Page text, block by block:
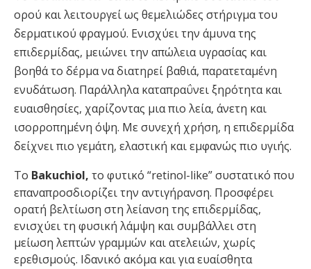
ορού και λειτουργεί ως θεμελιώδες στήριγμα του
δερματικού φραγμού. Ενισχύει την άμυνα της
επιδερμίδας, μειώνει την απώλεια υγρασίας και
βοηθά το δέρμα να διατηρεί βαθιά, παρατεταμένη
ενυδάτωση. Παράλληλα καταπραΰνει ξηρότητα και
ευαισθησίες, χαρίζοντας μια πιο λεία, άνετη και
ισορροπημένη όψη. Με συνεχή χρήση, η επιδερμίδα
δείχνει πιο γεμάτη, ελαστική και εμφανώς πιο υγιής.
To Bakuchiol, το φυτικό “retinol-like” συστατικό που
επαναπροσδιορίζει την αντιγήρανση. Προσφέρει
ορατή βελτίωση στη λείανση της επιδερμίδας,
ενισχύει τη φυσική λάμψη και συμβάλλει στη
μείωση λεπτών γραμμών και ατελειών, χωρίς
ερεθισμούς. Ιδανικό ακόμα και για ευαίσθητα